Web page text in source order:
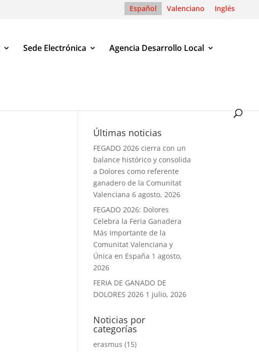
Español Valenciano Inglés
Sede Electrónica Agencia Desarrollo Local
Últimas noticias
FEGADO 2026 cierra con un
balance histórico y consolida
a Dolores como referente
ganadero de la Comunitat
Valenciana 6 agosto, 2026
FEGADO 2026: Dolores
Celebra la Feria Ganadera
Más Importante de la
Comunitat Valenciana y
Única en España 1 agosto,
2026
FERIA DE GANADO DE
DOLORES 2026 1 julio, 2026
Noticias por
categorías
erasmus (15)